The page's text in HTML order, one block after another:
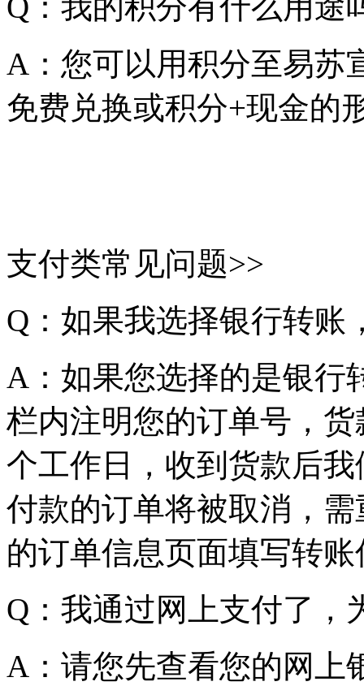
A：您可以用积分至易苏
免费兑换或积分+现金的
支付类常见问题>>
Q：如果我选择银行转
A：如果您选择的是银行
栏内注明您的订单号，
个工作日，收到货款后
付款的订单将被取消，
的订单信息页面填写转
Q：我通过网上支付了
A：请您先查看您的网上